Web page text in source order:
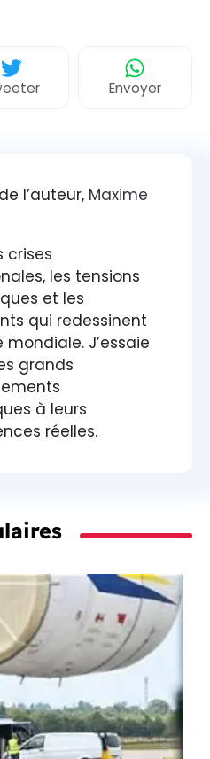
Envoyer
l’auteur, Maxime
crises
les tensions
et les
qui redessinent
mondiale. J’essaie
grands
à leurs
réelles.